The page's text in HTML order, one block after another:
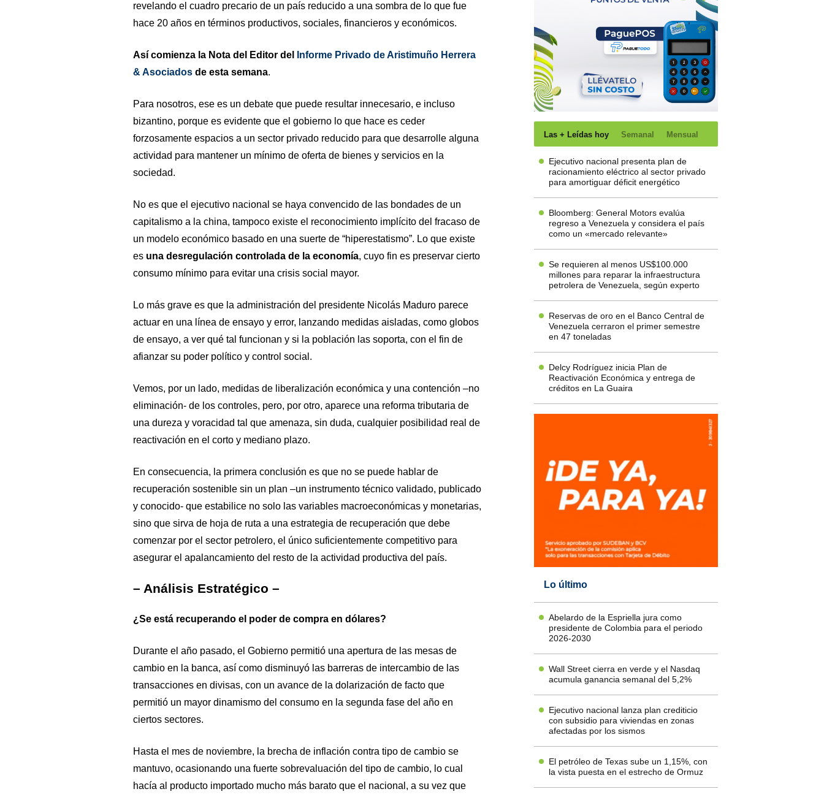
revelando el cuadro precario de un país reducido a una sombra de lo que fue
hace 20 años en términos productivos, sociales, financieros y económicos.
Así comienza la Nota del Editor del
Informe Privado de Aristimuño Herrera
& Asociadosde esta semana.
Para nosotros, ese es un debate que puede resultar innecesario, e incluso
bizantino, porque es evidente que el gobierno lo que hace es ceder
forzosamente espacios a un sector privado reducido para que desarrolle alguna
actividad para mantener un mínimo de oferta de bienes y servicios en la
sociedad.
No es que el ejecutivo nacional se haya convencido de las bondades de un
capitalismo a la china, tampoco existe el reconocimiento implícito del fracaso de
un modelo económico basado en una suerte de “hiperestatismo”. Lo que existe
esuna desregulación controlada de la economía, cuyo fin es preservar cierto
consumo mínimo para evitar una crisis social mayor.
Lo más grave es que la administración del presidente Nicolás Maduro parece
actuar en una línea de ensayo y error, lanzando medidas aisladas, como globos
de ensayo, a ver qué tal funcionan y si la población las soporta, con el fin de
afianzar su poder político y control social.
Vemos, por un lado, medidas de liberalización económica y una contención –no
eliminación- de los controles, pero, por otro, aparece una reforma tributaria de
una dureza y voracidad tal que amenaza, sin duda, cualquier posibilidad real de
reactivación en el corto y mediano plazo.
En consecuencia, la primera conclusión es que no se puede hablar de
recuperación sostenible sin un plan –un instrumento técnico validado, publicado
y conocido- que estabilice no solo las variables macroeconómicas y monetarias,
sino que sirva de hoja de ruta a una estrategia de recuperación que debe
comenzar por el sector petrolero, el único suficientemente competitivo para
asegurar el apalancamiento del resto de la actividad productiva del país.
– Análisis Estratégico –
¿Se está recuperando el poder de compra en dólares?
Durante el año pasado, el Gobierno permitió una apertura de las mesas de
cambio en la banca, así como disminuyó las barreras de intercambio de las
transacciones en divisas, con un avance de la dolarización de facto que
permitió un mayor dinamismo del consumo en la segunda fase del año en
ciertos sectores.
Hasta el mes de noviembre, la brecha de inflación contra tipo de cambio se
mantuvo, ocasionando una fuerte sobrevaluación del tipo de cambio, lo cual
hacía al producto importado mucho más barato que el nacional, a su vez que
Las + Leídas hoy Semanal Mensual
Ejecutivo nacional presenta plan de
racionamiento eléctrico al sector privado
para amortiguar déficit energético
Bloomberg: General Motors evalúa
regreso a Venezuela y considera el país
como un «mercado relevante»
Se requieren al menos US$100.000
millones para reparar la infraestructura
petrolera de Venezuela, según experto
Reservas de oro en el Banco Central de
Venezuela cerraron el primer semestre
en 47 toneladas
Delcy Rodríguez inicia Plan de
Reactivación Económica y entrega de
créditos en La Guaira
Lo último
Abelardo de la Espriella jura como
presidente de Colombia para el periodo
2026-2030
Wall Street cierra en verde y el Nasdaq
acumula ganancia semanal del 5,2%
Ejecutivo nacional lanza plan crediticio
con subsidio para viviendas en zonas
afectadas por los sismos
El petróleo de Texas sube un 1,15%, con
la vista puesta en el estrecho de Ormuz